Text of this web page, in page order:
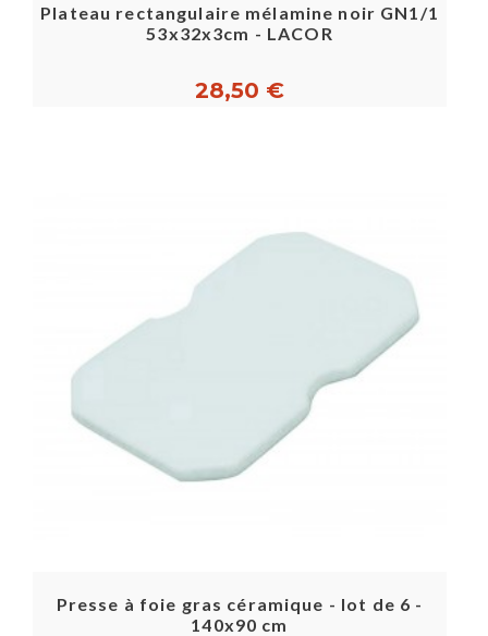
Plateau rectangulaire mélamine noir GN1/1
53x32x3cm - LACOR
28,50 €
Presse à foie gras céramique - lot de 6 -
140x90 cm